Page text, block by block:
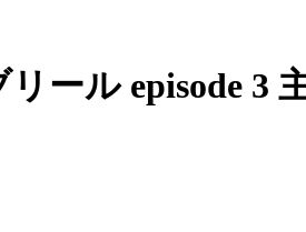
ール episode 3